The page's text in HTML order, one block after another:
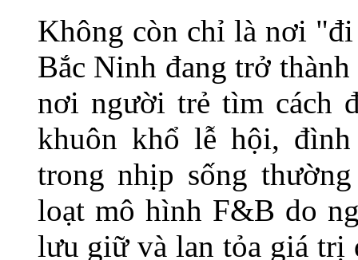
Không còn chỉ là nơi
Bắc Ninh đang trở
nơi người trẻ tìm cách
khuôn khổ lễ hội,
trong nhịp sống
loạt mô hình F&B do
lưu giữ và lan tỏa giá trị